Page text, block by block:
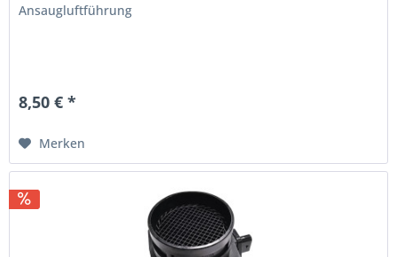
Ansaugluftführung
8,50 € *
Merken